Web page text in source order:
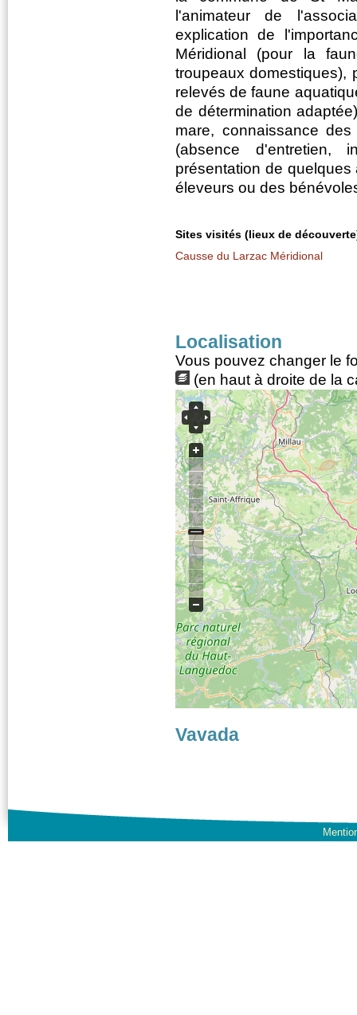
l'animateur de
explication de
Méridional (pour la
troupeaux domestiques),
relevés de faune
de détermination
mare, connaissance
(absence d'entretien,
présentation de
éleveurs ou des
Sites visités (lieux de
Causse du Larzac Méridional
Localisation
Vous pouvez changer le
(en haut à droite de la
Vavada